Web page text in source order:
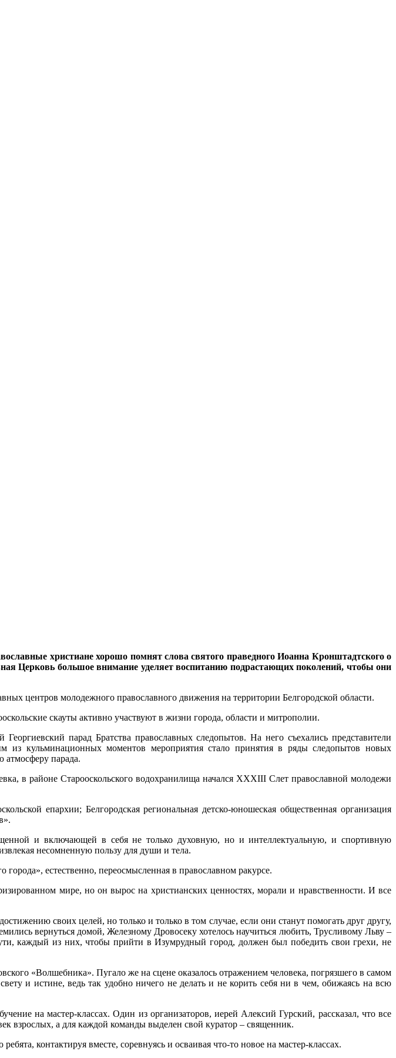
христиане хорошо помнят слова святого праведного Иоанна Кронштадтского о
Церковь большое внимание уделяет воспитанию подрастающих поколений, чтобы они
центров молодежного православного движения на территории Белгородской области.
скауты активно участвуют в жизни города, области и митрополии.
парад Братства православных следопытов. На него съехались представители
из кульминационных моментов мероприятия стало принятия в ряды следопытов новых
атмосферу парада.
в районе Старооскольского водохранилища начался XXXIII Слет православной молодежи
епархии; Белгородская региональная детско-юношеская общественная организация
и включающей в себя не только духовную, но и интеллектуальную, и спортивную
несомненную пользу для души и тела.
естественно, переосмысленная в православном ракурсе.
мире, но он вырос на христианских ценностях, морали и нравственности. И все
своих целей, но только и только в том случае, если они станут помогать друг другу,
вернуться домой, Железному Дровосеку хотелось научиться любить, Трусливому Льву –
каждый из них, чтобы прийти в Изумрудный город, должен был победить свои грехи, не
«Волшебника». Пугало же на сцене оказалось отражением человека, погрязшего в самом
и истине, ведь так удобно ничего не делать и не корить себя ни в чем, обижаясь на всю
на мастер-классах. Один из организаторов, иерей Алексий Гурский, рассказал, что все
взрослых, а для каждой команды выделен свой куратор – священник.
контактируя вместе, соревнуясь и осваивая что-то новое на мастер-классах.